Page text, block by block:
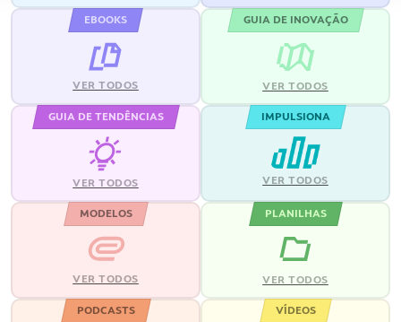
EBOOKS
VER TODOS
GUIA DE INOVAÇÃO
VER TODOS
GUIA DE TENDÊNCIAS
VER TODOS
IMPULSIONA
VER TODOS
MODELOS
VER TODOS
PLANILHAS
VER TODOS
PODCASTS VÍDEOS